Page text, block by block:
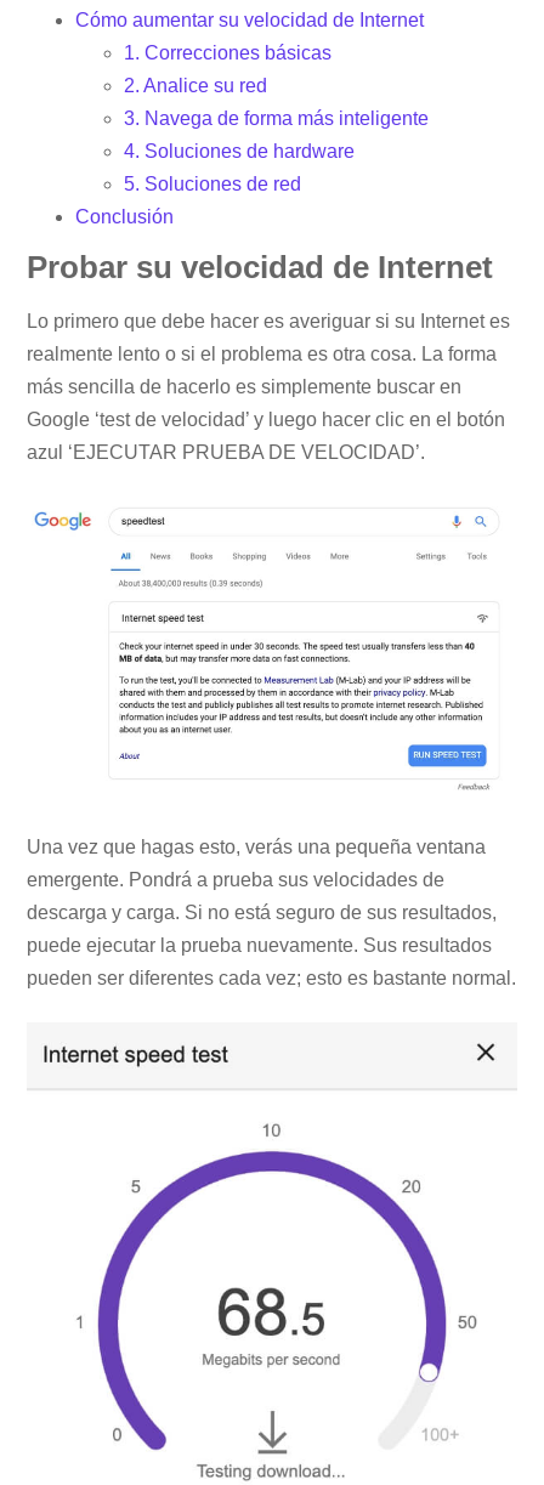
Cómo aumentar su velocidad de Internet
1. Correcciones básicas
2. Analice su red
3. Navega de forma más inteligente
4. Soluciones de hardware
5. Soluciones de red
Conclusión
Probar su velocidad de Internet
Lo primero que debe hacer es averiguar si su Internet es
realmente lento o si el problema es otra cosa. La forma
más sencilla de hacerlo es simplemente buscar en
Google ‘test de velocidad’ y luego hacer clic en el botón
azul ‘EJECUTAR PRUEBA DE VELOCIDAD’.
Una vez que hagas esto, verás una pequeña ventana
emergente. Pondrá a prueba sus velocidades de
descarga y carga. Si no está seguro de sus resultados,
puede ejecutar la prueba nuevamente. Sus resultados
pueden ser diferentes cada vez; esto es bastante normal.